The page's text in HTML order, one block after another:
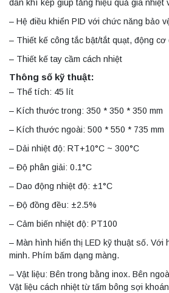
dẫn khí kép giúp tăng hiệu quả gia nhiệt
– Hệ điều khiển PID với chức năng bảo
– Thiết kế công tắc bật/tắt quạt, động cơ
– Thiết kế tay cầm cách nhiệt
Thông số kỹ thuật:
– Thể tích: 45 lít
– Kích thước trong: 350 * 350 * 350 mm
– Kích thước ngoài: 500 * 550 * 735 mm
– Dải nhiệt độ: RT+10°C ~ 300°C
– Độ phân giải: 0.1°C
– Dao động nhiệt độ: ±1°C
– Độ đồng đều: ±2.5%
– Cảm biến nhiệt độ: PT100
– Màn hình hiển thị LED kỹ thuật số. Với
minh. Phím bấm dạng màng.
– Vật liệu: Bên trong bằng inox. Bên
Vật liệu cách nhiệt từ tấm bông sợi